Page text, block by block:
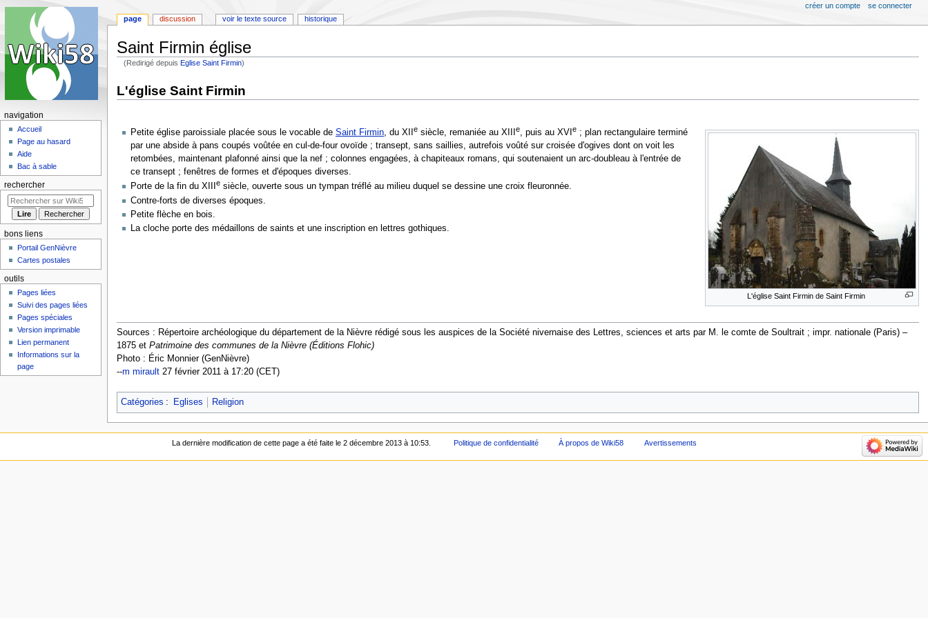
Saint Firmin église
(Redirigé depuis Eglise Saint Firmin)
à
à
L'église Saint Firmin
L'église Saint Firmin de Saint Firmin
Petite église paroissiale placée sous le vocable de Saint Firmin, du XII esiècle, remaniée au XIII e, puis au XVI e; plan rectangulaire terminé
par une abside à pans coupés voûtée en cul-de-four ovoïde ; transept, sans saillies, autrefois voûté sur croisée d'ogives dont on voit les
retombées, maintenant plafonné ainsi que la nef ; colonnes engagées, à chapiteaux romans, qui soutenaient un arc-doubleau à l'entrée de
ce transept ; fenêtres de formes et d'époques diverses.
Porte de la fin du XIII esiècle, ouverte sous un tympan tréflé au milieu duquel se dessine une croix fleuronnée.
Contre-forts de diverses époques.
Petite flèche en bois.
La cloche porte des médaillons de saints et une inscription en lettres gothiques.
Sources : Répertoire archéologique du département de la Nièvre rédigé sous les auspices de la Société nivernaise des Lettres, sciences et arts par M. le comte de Soultrait ; impr. nationale (Paris) –
1875 et Patrimoine des communes de la Nièvre (Éditions Flohic)
Photo : Éric Monnier (GenNièvre)
--m mirault27 février 2011 à 17:20 (CET)
Catégories : Eglises Religion
page discussion voir le texte source historique
créer un compte se connecter
navigation
Accueil
Page au hasard
Aide
Bac à sable
rechercher
bons liens
Portail GenNièvre
Cartes postales
outils
Pages liées
Suivi des pages liées
Pages spéciales
Version imprimable
Lien permanent
Informations sur la
page
La dernière modification de cette page a été faite le 2 décembre 2013 à 10:53. Politique de confidentialité À propos de Wiki58 Avertissements